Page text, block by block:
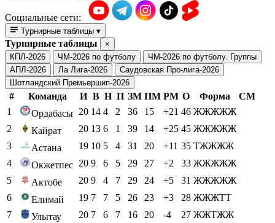
Социальные сети:
Турнирные таблицы ▾
Турнирные таблицы
×
КПЛ-2026
ЧМ-2026 по футболу
ЧМ-2026 по футболу. Группы
АПЛ-2026
Ла Лига-2026
Саудовская Про-лига-2026
Шотландский Премьершип-2026
# Команда И В Н П ЗМ ПМ РМ О Форма
СМ
1
Ордабасы 20 14 4 2 36 15 +21 46 ЖЖЖЖЖ
2
Кайрат 20 13 6 1 39 14 +25 45 ЖЖЖЖЖ
3
Астана 19 10 5 4 31 20 +11 35 ТЖЖЖЖ
4
Окжетпес 20 9 6 5 29 27 +2 33 ЖЖЖЖЖ
5
Актобе 20 9 4 7 29 24 +5 31 ЖЖЖЖЖ
6
Елимай 19 7 7 5 26 23 +3 28 ЖЖЖТТ
7
Улытау 20 7 6 7 16 20 -4 27 ЖЖТЖЖ